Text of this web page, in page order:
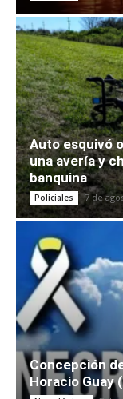
Auto esquivó
una avería y
banquina
Policiales 7 de
Concepción
Horacio Guay